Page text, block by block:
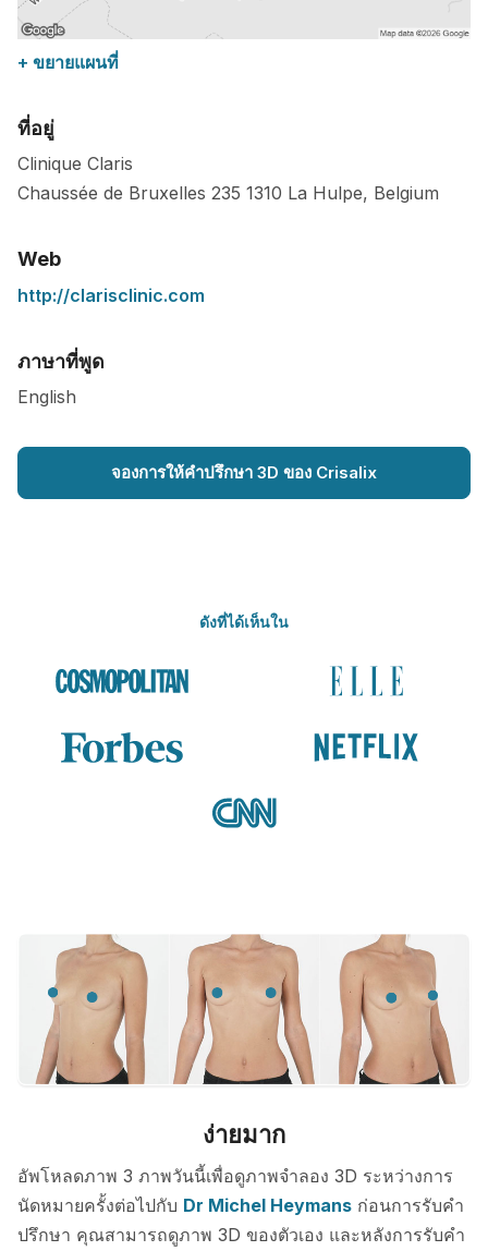
+ ขยายแผนที่
ที่อยู่
Clinique Claris
Chaussée de Bruxelles 235 1310 La Hulpe, Belgium
Web
http://clarisclinic.com
ภาษาที่พูด
English
จองการให้คำปรึกษา 3D ของ Crisalix
ดังที่ได้เห็นใน
ง่ายมาก
อัพโหลดภาพ 3 ภาพวันนี้เพื่อดูภาพจำลอง 3D ระหว่างการ
นัดหมายครั้งต่อไปกับ Dr Michel Heymans ก่อนการรับคำ
ปรึกษา คุณสามารถดูภาพ 3D ของตัวเอง และหลังการรับคำ